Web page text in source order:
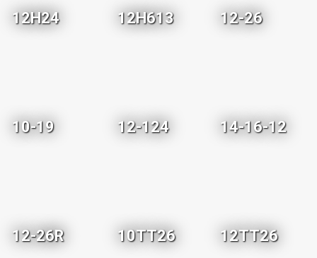
12H24 12H613 12-26
10-19 12-124 14-16-12
12-26R 10TT26 12TT26